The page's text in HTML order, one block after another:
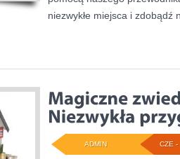
niezwykłe miejsca i
CZE -
ADMIN